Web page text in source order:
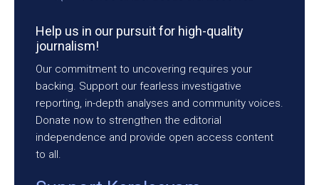
Help us in our pursuit for high-quality
journalism!
Our commitment to uncovering requires your
backing. Support our fearless investigative
reporting, in-depth analyses and community voices.
Donate now to strengthen the editorial
independence and provide open access content
to all.